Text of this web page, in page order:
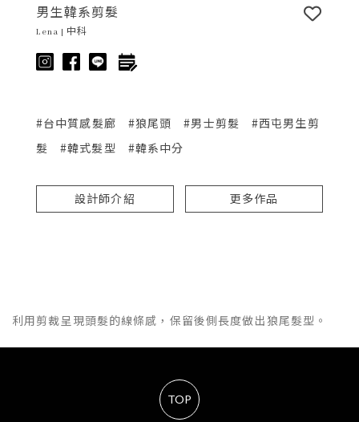
男生韓系剪髮
Lena | 中科
#台中質感髮廊 #狼尾頭 #男士剪髮
#西屯男生剪
髮
#韓式髮型 #韓系中分
設計師介紹 更多作品
利用剪裁呈現頭髮的線條感，保留後側長度做出狼尾髮型。
TOP